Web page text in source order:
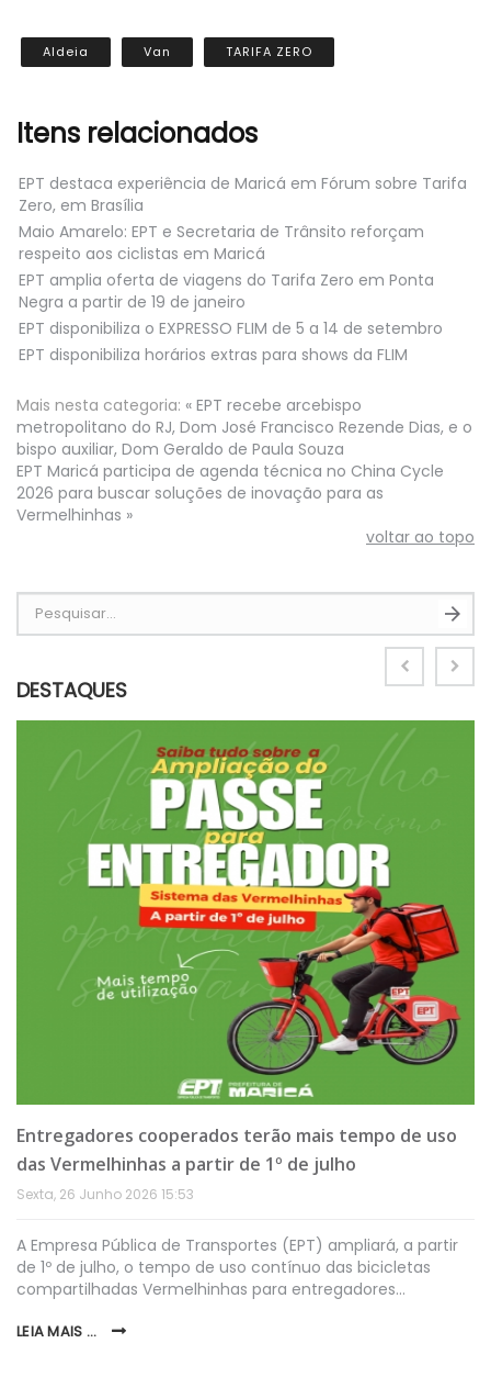
Aldeia Van TARIFA ZERO
Itens relacionados
EPT destaca experiência de Maricá em Fórum sobre Tarifa
Zero, em Brasília
Maio Amarelo: EPT e Secretaria de Trânsito reforçam
respeito aos ciclistas em Maricá
EPT amplia oferta de viagens do Tarifa Zero em Ponta
Negra a partir de 19 de janeiro
EPT disponibiliza o EXPRESSO FLIM de 5 a 14 de setembro
EPT disponibiliza horários extras para shows da FLIM
Mais nesta categoria: « EPT recebe arcebispo
metropolitano do RJ, Dom José Francisco Rezende Dias, e o
bispo auxiliar, Dom Geraldo de Paula Souza
EPT Maricá participa de agenda técnica no China Cycle
2026 para buscar soluções de inovação para as
Vermelhinhas »
voltar ao topo
Pesquisar...
DESTAQUES
Entregadores cooperados terão mais tempo de uso
das Vermelhinhas a partir de 1º de julho
Sexta, 26 Junho 2026 15:53
A Empresa Pública de Transportes (EPT) ampliará, a partir
de 1º de julho, o tempo de uso contínuo das bicicletas
compartilhadas Vermelhinhas para entregadores…
LEIA MAIS ...